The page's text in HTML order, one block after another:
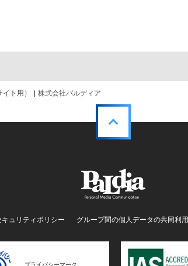
ト用） | 株式会社パルディア
ュリティポリシー グループ間の個人データの共同利用
プライバシーマーク